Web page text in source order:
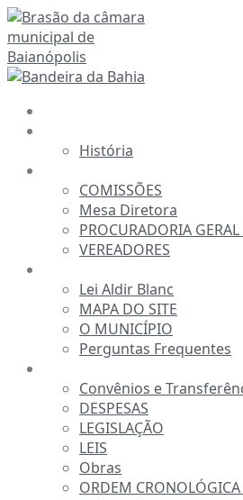
Ir
para
o
conteúdo
História
COMISSÕES
Mesa Diretora
PROCURADORIA
VEREADORES
Lei Aldir Blanc
MAPA DO SITE
O MUNICÍPIO
Perguntas Frequentes
Convênios e
DESPESAS
LEGISLAÇÃO
LEIS
Obras
ORDEM